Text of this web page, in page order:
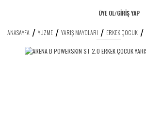
ÜYE OL/GİRİŞ YAP
ANASAYFA YÜZME YARIŞ MAYOLARI ERKEK ÇOCUK